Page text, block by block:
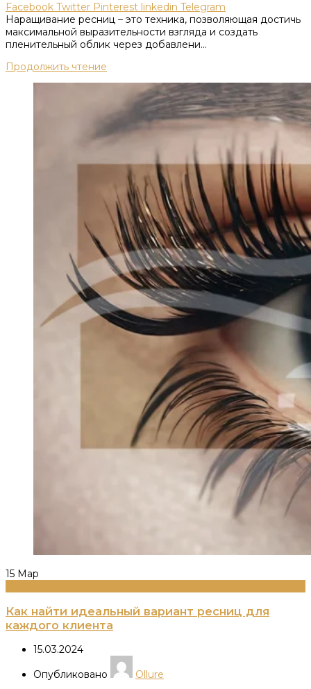
Facebook Twitter Pinterest linkedin Telegram
Наращивание ресниц – это техника, позволяющая достичь
максимальной выразительности взгляда и создать
пленительный облик через добавлени...
Продолжить чтение
15 Мар
Как найти идеальный вариант ресниц для
каждого клиента
15.03.2024
Опубликовано
Ollure